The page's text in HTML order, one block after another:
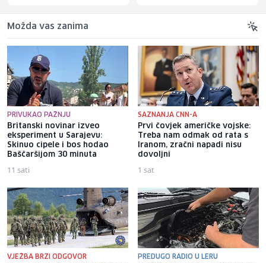
Možda vas zanima
PRIVUKAO PAŽNJU
Britanski novinar izveo
eksperiment u Sarajevu:
Skinuo cipele i bos hodao
Baščaršijom 30 minuta
11 sati
SAZNANJA CNN-A
Prvi čovjek američke vojske:
Treba nam odmak od rata s
Iranom, zračni napadi nisu
dovoljni
1 sat
VJEŽBA BRZI ODGOVOR PREDUGO RADIO U LERU